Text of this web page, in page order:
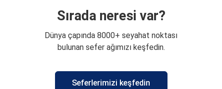
Sırada neresi var?
Dünya çapında 8000+ seyahat noktası
bulunan sefer ağımızı keşfedin.
Seferlerimizi keşfedin